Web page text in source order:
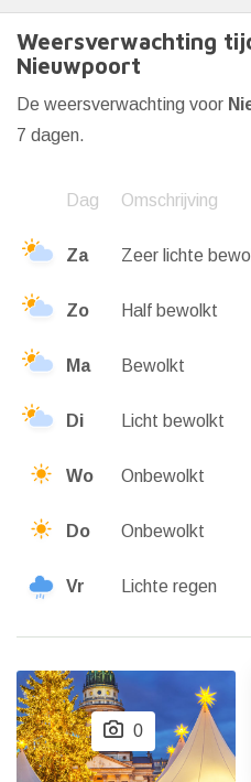
Weersverwachting
Nieuwpoort
De weersverwachting voor
7 dagen.
Dag Omschrijving
Za Zeer lichte
Zo Half bewolkt
Ma Bewolkt
Di Licht bewolkt
Wo Onbewolkt
Do Onbewolkt
Vr Lichte regen
0